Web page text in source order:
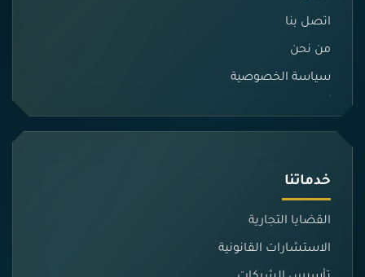
اتصل بنا
من نحن
سياسة الخصوصية
خدماتنا
القضايا التجارية
الاستشارات القانونية